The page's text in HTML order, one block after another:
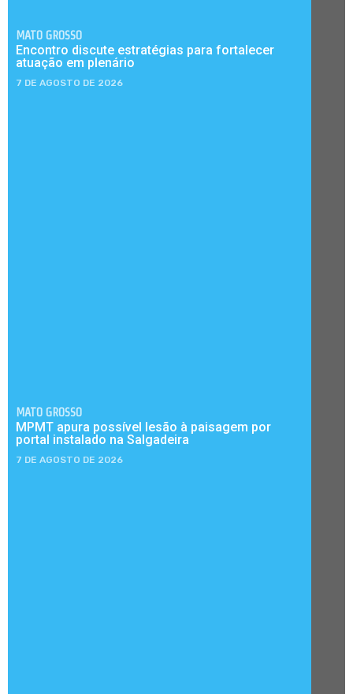
MATO GROSSO
Encontro discute estratégias para fortalecer
atuação em plenário
7 DE AGOSTO DE 2026
MATO GROSSO
MPMT apura possível lesão à paisagem por
portal instalado na Salgadeira
7 DE AGOSTO DE 2026